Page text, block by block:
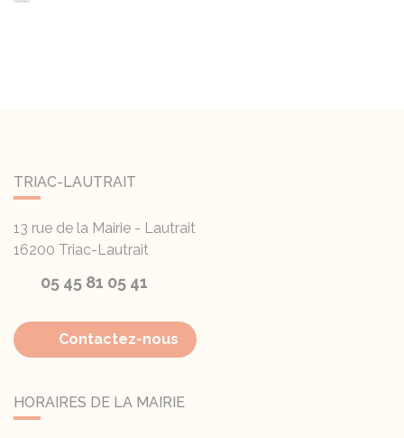
TRIAC-LAUTRAIT
13 rue de la Mairie - Lautrait
16200 Triac-Lautrait
05 45 81 05 41
Contactez-nous
HORAIRES DE LA MAIRIE